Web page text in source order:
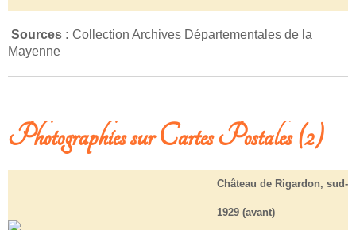
Sources : Collection Archives Départementales de la
Mayenne
Photographies sur Cartes Postales (2)
Château de Rigardon, sud-
1929 (avant)